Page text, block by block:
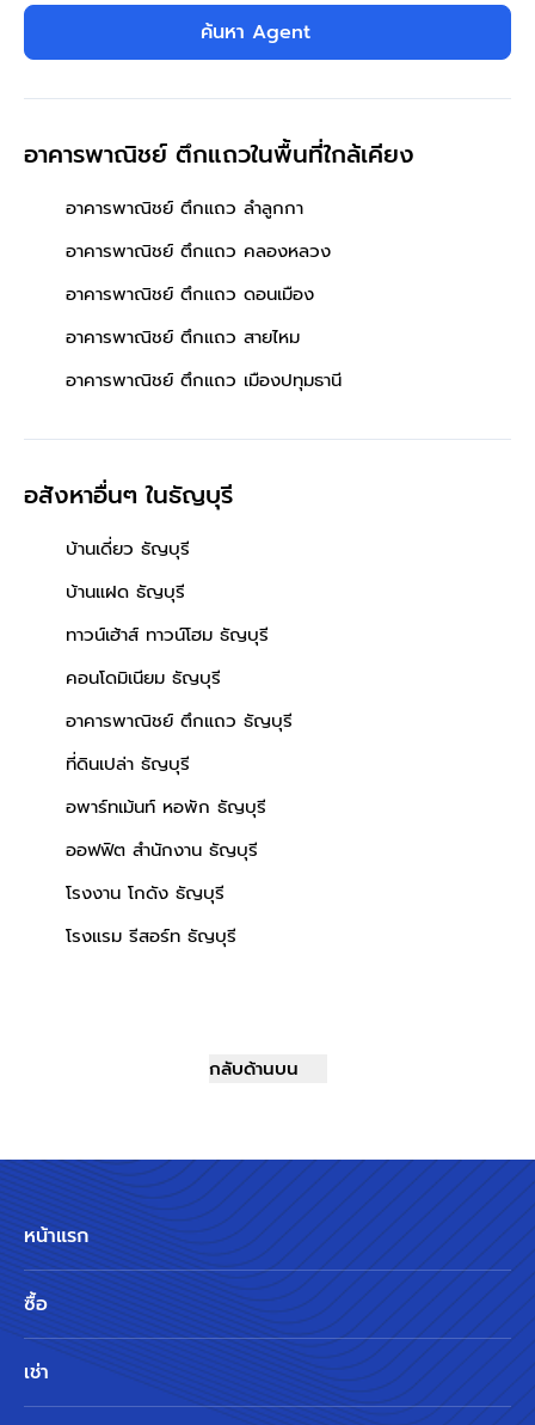
ค้นหา Agent
อาคารพาณิชย์ ตึกแถวในพื้นที่ใกล้เคียง
อาคารพาณิชย์ ตึกแถว ลำลูกกา
อาคารพาณิชย์ ตึกแถว คลองหลวง
อาคารพาณิชย์ ตึกแถว ดอนเมือง
อาคารพาณิชย์ ตึกแถว สายไหม
อาคารพาณิชย์ ตึกแถว เมืองปทุมธานี
อสังหาอื่นๆในธัญบุรี
บ้านเดี่ยว ธัญบุรี
บ้านแฝด ธัญบุรี
ทาวน์เฮ้าส์ ทาวน์โฮม ธัญบุรี
คอนโดมิเนียม ธัญบุรี
อาคารพาณิชย์ ตึกแถว ธัญบุรี
ที่ดินเปล่า ธัญบุรี
อพาร์ทเม้นท์ หอพัก ธัญบุรี
ออฟฟิต สำนักงาน ธัญบุรี
โรงงาน โกดัง ธัญบุรี
โรงแรม รีสอร์ท ธัญบุรี
กลับด้านบน
หน้าแรก
ซื้อ
เช่า